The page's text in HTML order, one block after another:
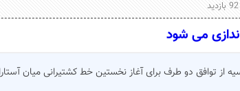
می شود
از توافق دو طرف برای آغاز نخستین خط کشتیرانی میان